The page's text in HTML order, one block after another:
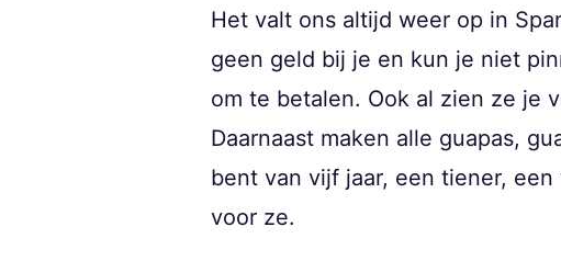
Het valt ons altijd weer op in
geen geld bij je en kun je niet
om te betalen. Ook al zien ze je
Daarnaast maken alle guapas,
bent van vijf jaar, een tiener,
voor ze.